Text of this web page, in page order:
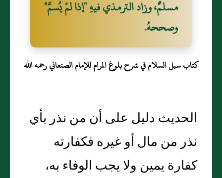
مسلمٌ، وزاد الترمذي فيهِ "إذا لمْ يُسمَّ"
وصححهُ.
كتاب سبل السلام في شرح بلوغ المرام للإمام الصنعاني رحمه الله
الحديث دليل على أن من نذر بأي
نذر من مال أو غيره فكفارته
كفارة يمين ولا يجب الوفاء به،